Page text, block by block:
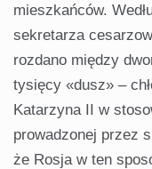
mieszkańców.
sekretarza
rozdano między
tysięcy «dusz» –
Katarzyna II w
prowadzonej przez
że Rosja w ten